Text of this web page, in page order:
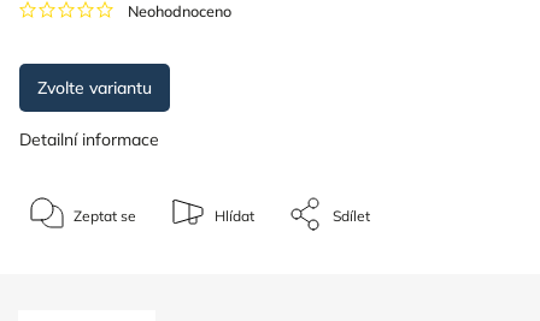
Neohodnoceno
Zvolte variantu
Detailní informace
Zeptat se Hlídat Sdílet